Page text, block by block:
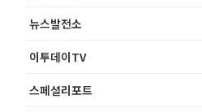
뉴스발전소
이투데이TV
스페셜리포트